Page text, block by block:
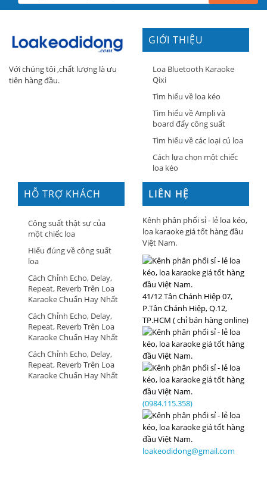
Với chúng tôi ,chất lượng là ưu
tiên hàng đầu.
GIỚI THIỆU
Loa Bluetooth Karaoke
Qixi
Tìm hiểu về loa kéo
Tìm hiểu về Ampli và
board đẩy công suất
Tìm hiểu về các loại củ loa
Cách lựa chọn một chiếc
loa kéo
HỖ TRỢ KHÁCH
HÀNG
Công suất thật sự của
một chiếc loa
Hiểu đúng về công suất
loa
Cách Chỉnh Echo, Delay,
Repeat, Reverb Trên Loa
Karaoke Chuẩn Hay Nhất
Cách Chỉnh Echo, Delay,
Repeat, Reverb Trên Loa
Karaoke Chuẩn Hay Nhất
Cách Chỉnh Echo, Delay,
Repeat, Reverb Trên Loa
Karaoke Chuẩn Hay Nhất
LIÊN HỆ
Kênh phân phối sỉ - lẻ loa kéo,
loa karaoke giá tốt hàng đầu
Việt Nam.
41/12 Tân Chánh Hiệp 07,
P.Tân Chánh Hiệp, Q.12,
TP.HCM ( chỉ bán hàng online)
(0984.115.358)
loakeodidong@gmail.com